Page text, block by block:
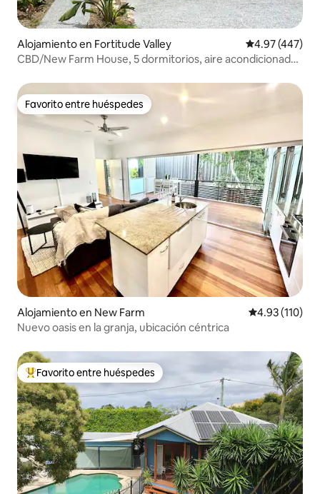
Alojamiento en Fortitude Valley Calificación
4.97 (447)
CBD/New Farm House, 5 dormitorios, aire acondicionado,
Favorito entre huéspedes
Favorito entre huéspedes
Alojamiento en New Farm Calificación
4.93 (110)
Nuevo oasis en la granja, ubicación céntrica
Favorito entre huéspedes preferido
Favorito entre huéspedes